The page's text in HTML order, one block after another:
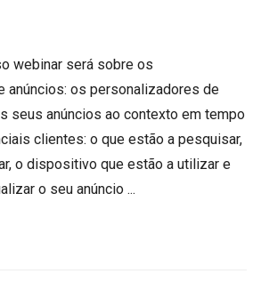
webinar será sobre os
anúncios: os personalizadores de
seus anúncios ao contexto em tempo
clientes: o que estão a pesquisar,
o dispositivo que estão a utilizar e
o seu anúncio ...